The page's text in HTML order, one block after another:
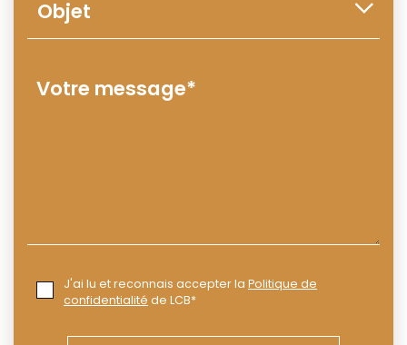
J'ai lu et reconnais accepter la Politique de
confidentialité de LCB*